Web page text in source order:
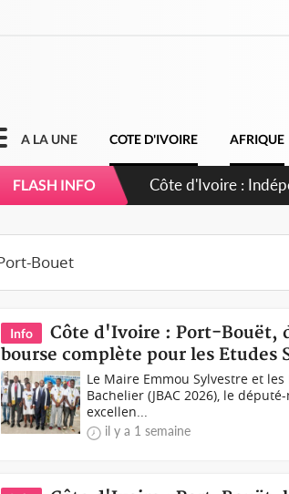
A LA UNE COTE D'IVOIRE AFRIQUE
FLASH INFO Côte d'Ivoire :
Info
Côte d'Ivoire : Port-Bouët,
bourse complète pour les Etudes
Le Maire Emmou Sylvestre et les
Bachelier (JBAC 2026), le
excellen...
il y a 1 semaine